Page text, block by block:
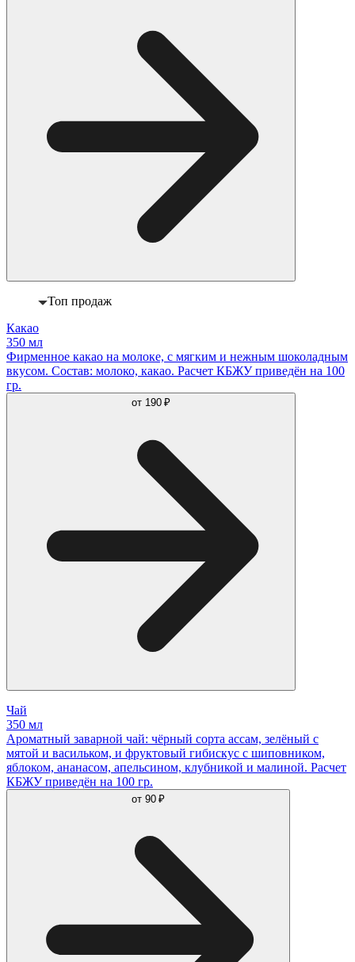
Топ продаж
Какао
350 мл
Фирменное какао на молоке, с мягким и нежным шоколадным
вкусом. Состав: молоко, какао. Расчет КБЖУ приведён на 100
гр.
от 190 ₽
Чай
350 мл
Ароматный заварной чай: чёрный сорта ассам, зелёный с
мятой и васильком, и фруктовый гибискус с шиповником,
яблоком, ананасом, апельсином, клубникой и малиной. Расчет
КБЖУ приведён на 100 гр.
от 90 ₽